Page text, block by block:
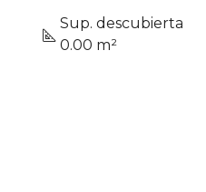
Sup. descubierta
0.00 m²